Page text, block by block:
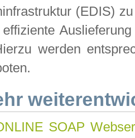
(EDIS)
werden
SOAP